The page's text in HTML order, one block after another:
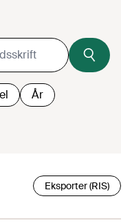
År
Eksporter (RIS)